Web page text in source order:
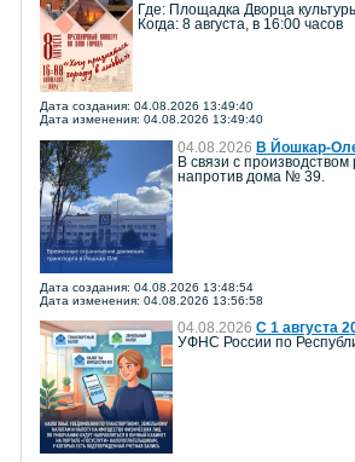
Где: Площадка Дворца
Когда: 8 августа, в 16:00 часов
Дата создания: 04.08.2026 13:49:40
Дата изменения: 04.08.2026 13:49:40
04.08.2026 В Йошкар-
В связи с
напротив дома № 39.
Дата создания: 04.08.2026 13:48:54
Дата изменения: 04.08.2026 13:56:58
04.08.2026 С 1 августа
УФНС России по